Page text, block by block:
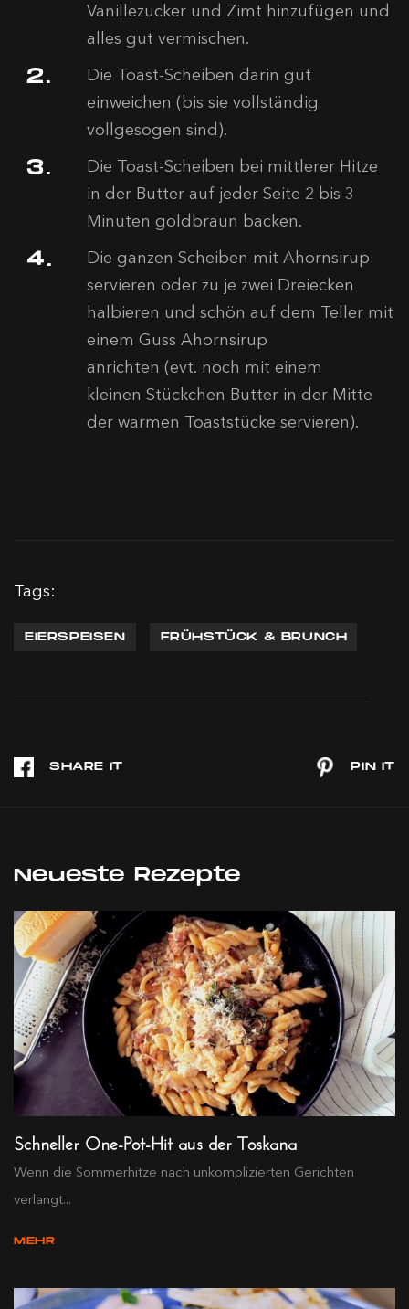
Vanillezucker und Zimt hinzufügen und
alles gut vermischen.
Die Toast-Scheiben darin gut
einweichen (bis sie vollständig
vollgesogen sind).
Die Toast-Scheiben bei mittlerer Hitze
in der Butter auf jeder Seite 2 bis 3
Minuten goldbraun backen.
Die ganzen Scheiben mit Ahornsirup
servieren oder zu je zwei Dreiecken
halbieren und schön auf dem Teller mit
einem Guss Ahornsirup
anrichten (evt. noch mit einem
kleinen Stückchen Butter in der Mitte
der warmen Toaststücke servieren).
Tags:
EIERSPEISEN FRÜHSTÜCK & BRUNCH
Neueste Rezepte
Schneller One-Pot-Hit aus der Toskana
Wenn die Sommerhitze nach unkomplizierten Gerichten
verlangt...
MEHR